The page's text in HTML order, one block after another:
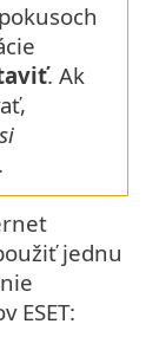
. Ak
jednu
ESET: